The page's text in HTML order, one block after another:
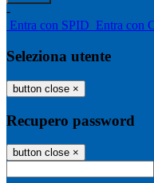
-
Entra con SPID Entra con
Seleziona utente
button close ×
Recupero password
button close ×